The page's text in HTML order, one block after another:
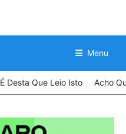
Menu
É Desta Que Leio Isto Acho